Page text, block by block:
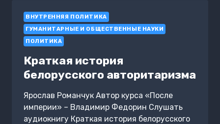
ВНУТРЕННЯЯ ПОЛИТИКА
ГУМАНИТАРНЫЕ И ОБЩЕСТВЕННЫЕ НАУКИ
ПОЛИТИКА
Краткая история
белорусского авторитаризма
Ярослав Романчук Автор курса «После
империи» – Владимир Федорин Слушать
аудиокнигу Краткая история белорусского